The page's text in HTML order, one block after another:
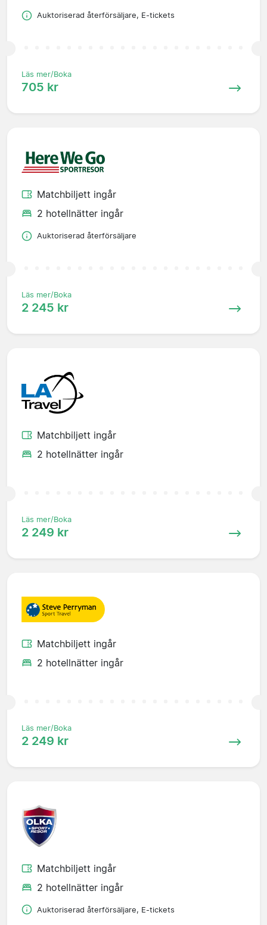
Auktoriserad återförsäljare, E-tickets
Läs mer/Boka
705 kr
Matchbiljett ingår
2 hotellnätter ingår
Auktoriserad återförsäljare
Läs mer/Boka
2 245 kr
Matchbiljett ingår
2 hotellnätter ingår
Läs mer/Boka
2 249 kr
Matchbiljett ingår
2 hotellnätter ingår
Läs mer/Boka
2 249 kr
Matchbiljett ingår
2 hotellnätter ingår
Auktoriserad återförsäljare, E-tickets